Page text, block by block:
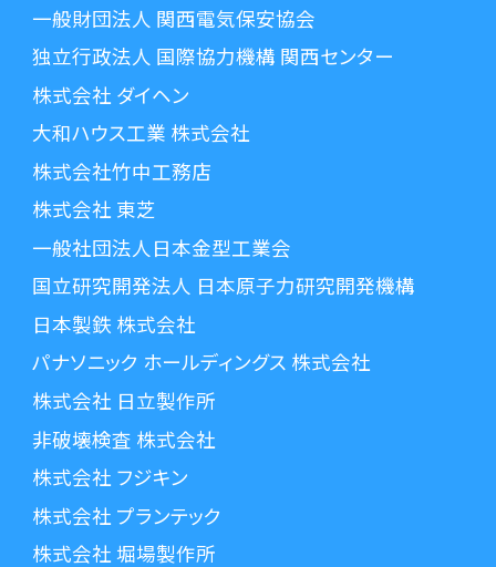
一般財団法人 関西電気保安協会
独立行政法人 国際協力機構 関西センター
株式会社 ダイヘン
大和ハウス工業 株式会社
株式会社竹中工務店
株式会社 東芝
一般社団法人日本金型工業会
国立研究開発法人 日本原子力研究開発機構
日本製鉄 株式会社
パナソニック ホールディングス 株式会社
株式会社 日立製作所
非破壊検査 株式会社
株式会社 フジキン
株式会社 プランテック
株式会社 堀場製作所